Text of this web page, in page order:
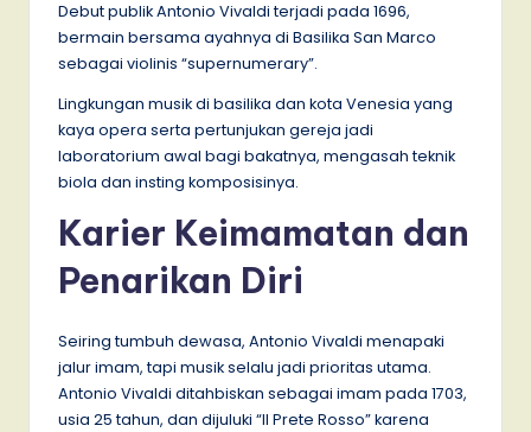
Debut publik Antonio Vivaldi terjadi pada 1696,
bermain bersama ayahnya di Basilika San Marco
sebagai violinis “supernumerary”.
Lingkungan musik di basilika dan kota Venesia yang
kaya opera serta pertunjukan gereja jadi
laboratorium awal bagi bakatnya, mengasah teknik
biola dan insting komposisinya.
Karier Keimamatan dan
Penarikan Diri
Seiring tumbuh dewasa, Antonio Vivaldi menapaki
jalur imam, tapi musik selalu jadi prioritas utama.
Antonio Vivaldi ditahbiskan sebagai imam pada 1703,
usia 25 tahun, dan dijuluki “Il Prete Rosso” karena